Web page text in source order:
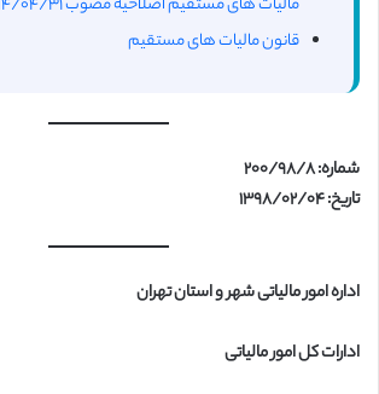
قانون مالیات های مستقیم
شماره: ۲۰۰/۹۸/۸
تاریخ: ۱۳۹۸/۰۲/۰۴
اداره امور مالیاتی شهر و استان تهران
ادارات کل امور مالیاتی